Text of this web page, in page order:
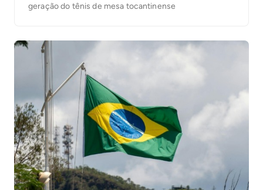
geração do tênis de mesa tocantinense